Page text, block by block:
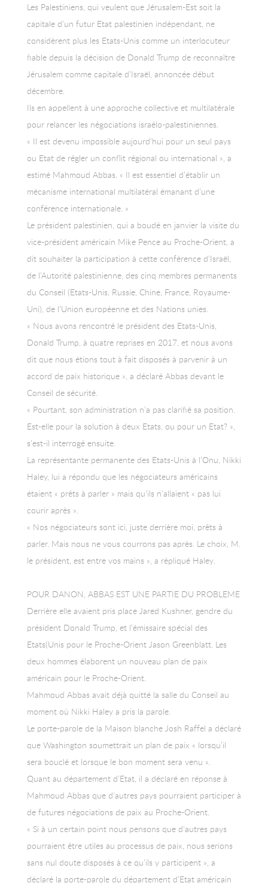
Les Palestiniens, qui veulent que Jérusalem-Est soit la
capitale d’un futur Etat palestinien indépendant, ne
considèrent plus les Etats-Unis comme un interlocuteur
fiable depuis la décision de Donald Trump de reconnaître
Jérusalem comme capitale d’Israël, annoncée début
décembre.
Ils en appellent à une approche collective et multilatérale
pour relancer les négociations israélo-palestiniennes.
« Il est devenu impossible aujourd’hui pour un seul pays
ou Etat de régler un conflit régional ou international », a
estimé Mahmoud Abbas. « Il est essentiel d’établir un
mécanisme international multilatéral émanant d’une
conférence internationale. »
Le président palestinien, qui a boudé en janvier la visite du
vice-président américain Mike Pence au Proche-Orient, a
dit souhaiter la participation à cette conférence d’Israël,
de l’Autorité palestinienne, des cinq membres permanents
du Conseil (Etats-Unis, Russie, Chine, France, Royaume-
Uni), de l’Union européenne et des Nations unies.
« Nous avons rencontré le président des Etats-Unis,
Donald Trump, à quatre reprises en 2017, et nous avons
dit que nous étions tout à fait disposés à parvenir à un
accord de paix historique », a déclaré Abbas devant le
Conseil de sécurité.
« Pourtant, son administration n’a pas clarifié sa position.
Est-elle pour la solution à deux Etats, ou pour un Etat? »,
s’est-il interrogé ensuite.
La représentante permanente des Etats-Unis à l’Onu, Nikki
Haley, lui a répondu que les négociateurs américains
étaient « prêts à parler » mais qu’ils n’allaient « pas lui
courir après ».
« Nos négociateurs sont ici, juste derrière moi, prêts à
parler. Mais nous ne vous courrons pas après. Le choix, M.
le président, est entre vos mains », a répliqué Haley.
POUR DANON, ABBAS EST UNE PARTIE DU PROBLEME
Derrière elle avaient pris place Jared Kushner, gendre du
président Donald Trump, et l’émissaire spécial des
Etats(Unis pour le Proche-Orient Jason Greenblatt. Les
deux hommes élaborent un nouveau plan de paix
américain pour le Proche-Orient.
Mahmoud Abbas avait déjà quitté la salle du Conseil au
moment où Nikki Haley a pris la parole.
Le porte-parole de la Maison blanche Josh Raffel a déclaré
que Washington soumettrait un plan de paix « lorsqu’il
sera bouclé et lorsque le bon moment sera venu ».
Quant au département d’Etat, il a déclaré en réponse à
Mahmoud Abbas que d’autres pays pourraient participer à
de futures négociations de paix au Proche-Orient.
« Si à un certain point nous pensons que d’autres pays
pourraient être utiles au processus de paix, nous serions
sans nul doute disposés à ce qu’ils y participent », a
déclaré la porte-parole du département d’Etat américain